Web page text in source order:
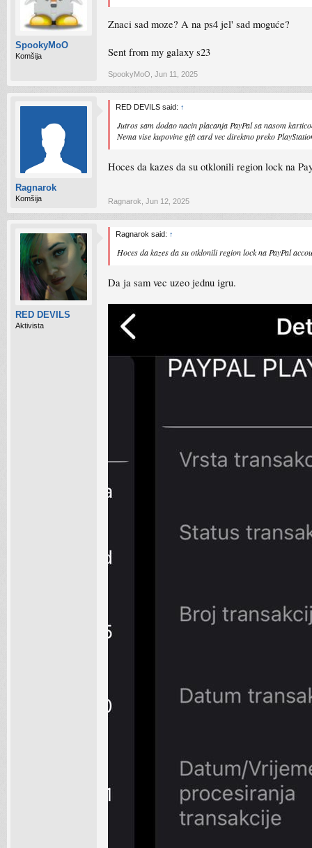
SpookyMoO
Komšija
Znaci sad moze? A na ps4 jel' sad moguće?
Sent from my galaxy s23
SpookyMoO Jun 11, 2025
Ragnarok
Komšija
RED DEVILS said: ↑
Jutros sam dodao nacin placanja PayPal sa nasom
Nema vise kupovine gift card vec direktno preko
Hoces da kazes da su otklonili region lock na
Ragnarok Jun 12, 2025
RED DEVILS
Aktivista
Ragnarok said: ↑
Hoces da kazes da su otklonili region lock na PayPal
Da ja sam vec uzeo jednu igru.